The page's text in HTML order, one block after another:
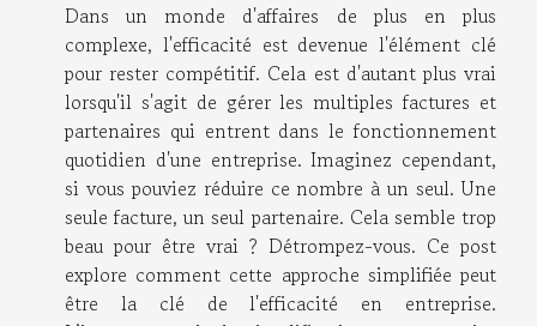
Dans un monde d'affaires de plus en plus
complexe, l'efficacité est devenue l'élément clé
pour rester compétitif. Cela est d'autant plus vrai
lorsqu'il s'agit de gérer les multiples factures et
partenaires qui entrent dans le fonctionnement
quotidien d'une entreprise. Imaginez cependant,
si vous pouviez réduire ce nombre à un seul. Une
seule facture, un seul partenaire. Cela semble trop
beau pour être vrai ? Détrompez-vous. Ce post
explore comment cette approche simplifiée peut
être la clé de l'efficacité en entreprise.